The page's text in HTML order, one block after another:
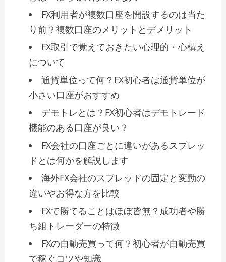
FX利用者が複数口座を開設するのは当た
り前？複数口座のメリットとデメリット
FX取引で覚えておきたい心理的・心構え
について
通貨単位って何？FX初心者は通貨単位が
小さい口座がおすすめ
デモトレとは？FX初心者はデモトレード
機能のある口座が良い？
FX会社の口座ごとに違いがあるスプレッ
ドとは何かを解説します
海外FX会社のスプレッドの固定と変動の
違いやお得な方を比較
FXで勝てることはほぼ皆無？成功者や勝
ち組トレーダーの特徴
FXの自動売買って何？初心者が自動売買
で稼ぐコツや知識